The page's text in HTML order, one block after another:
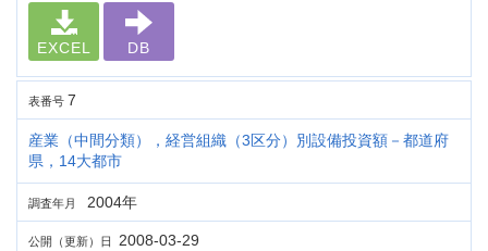
EXCEL DB
表番号 7
産業（中間分類），経営組織（3区分）別設備投資額－都道府
県，14大都市
調査年月 2004年
公開（更新）日 2008-03-29